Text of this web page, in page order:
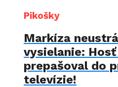
Pikošky
Markíza
vysielanie: Hosť
prepašoval do
televízie!